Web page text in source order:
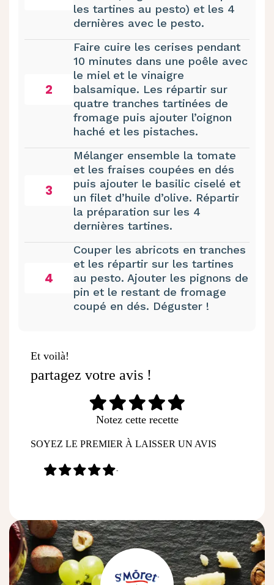
les tartines au pesto) et les 4
dernières avec le pesto.
2
Faire cuire les cerises pendant
10 minutes dans une poêle avec
le miel et le vinaigre
balsamique. Les répartir sur
quatre tranches tartinées de
fromage puis ajouter l’oignon
haché et les pistaches.
3
Mélanger ensemble la tomate
et les fraises coupées en dés
puis ajouter le basilic ciselé et
un filet d’huile d’olive. Répartir
la préparation sur les 4
dernières tartines.
4
Couper les abricots en tranches
et les répartir sur les tartines
au pesto. Ajouter les pignons de
pin et le restant de fromage
coupé en dés. Déguster !
Et voilà!
partagez votre avis !
Notez cette recette
SOYEZ LE PREMIER À LAISSER UN AVIS
-